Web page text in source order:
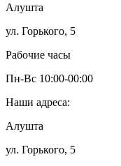
Алушта
ул. Горького, 5
Рабочие часы
Пн-Вс 10:00-00:00
Наши адреса:
Алушта
ул. Горького, 5